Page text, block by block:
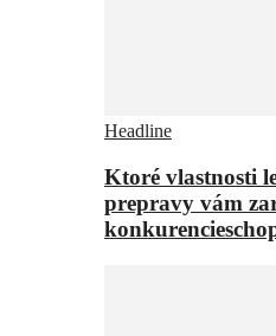
Headline
Ktoré vlastnosti
prepravy vám